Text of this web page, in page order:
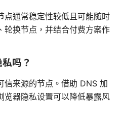
点通常稳定性较低且可能随时
轮换节点，并结合付费方案作
吗？
信来源的节点。借助 DNS 加
览器隐私设置可以降低暴露风